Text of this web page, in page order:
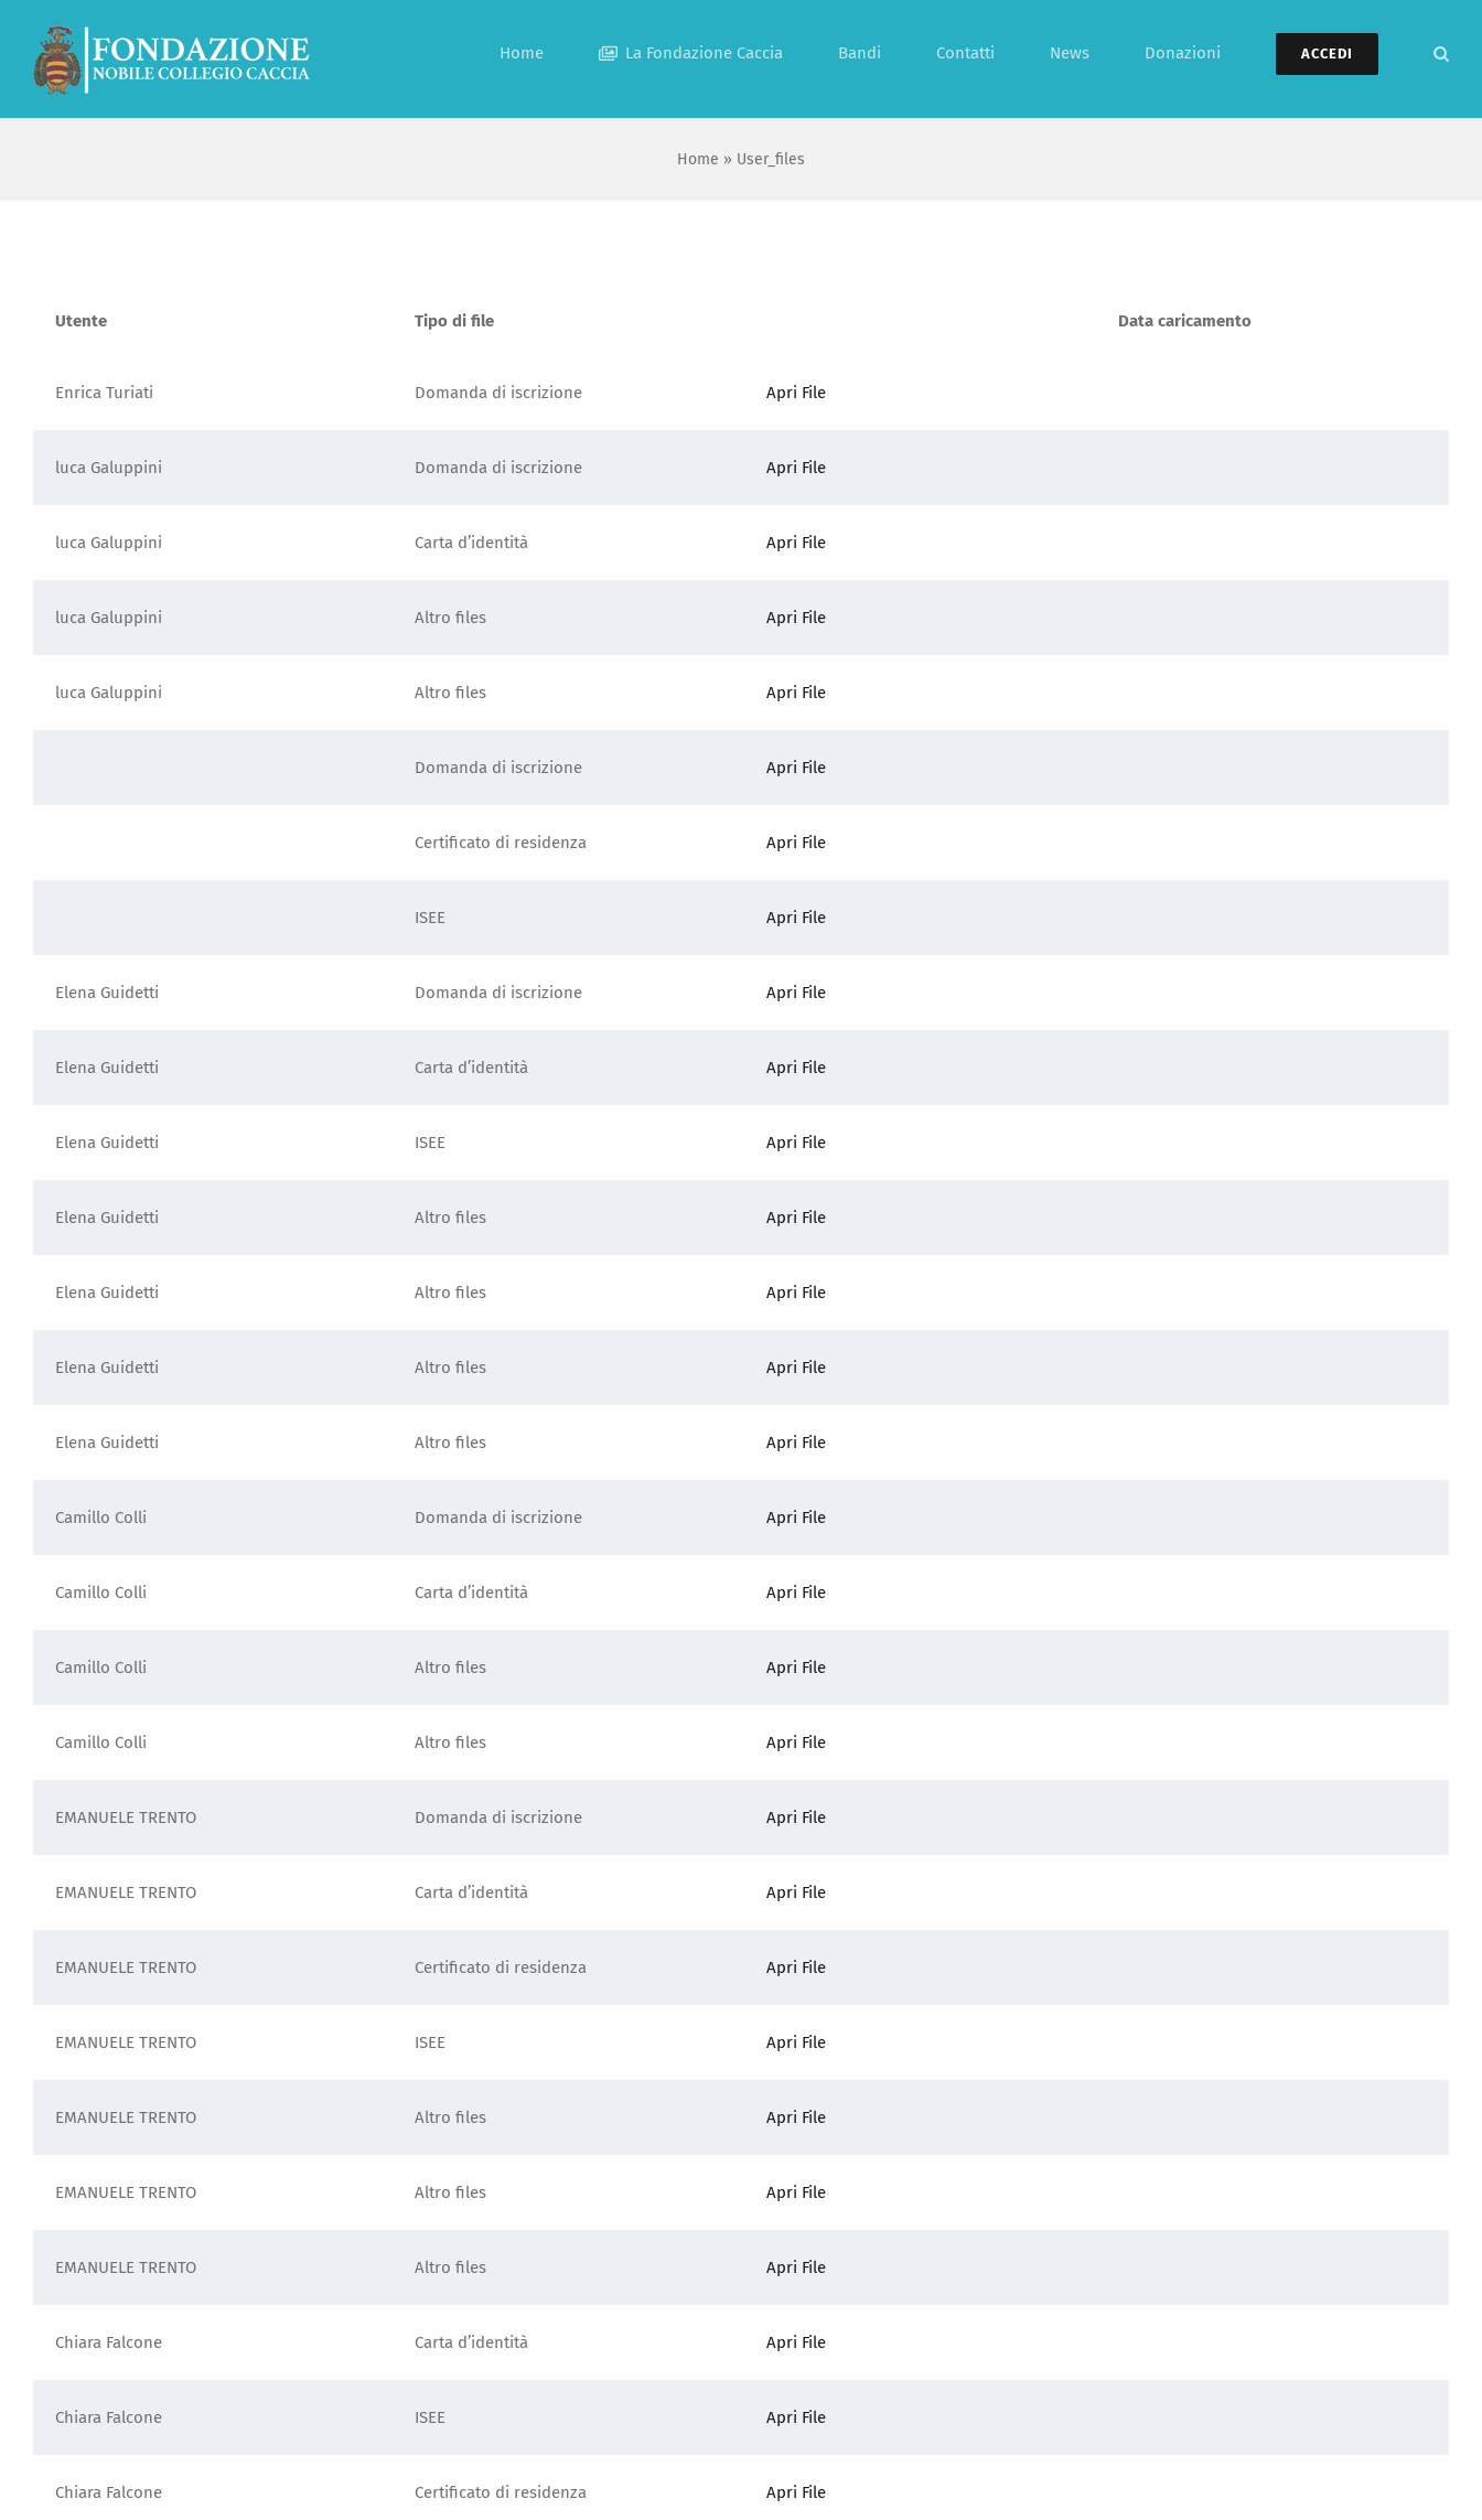
contenuto
Home La Fondazione Caccia Bandi Contatti News Donazioni ACCEDI
Home » User_files
Utente Tipo di file Data caricamento
Enrica Turiati Domanda di iscrizione Apri File
luca Galuppini Domanda di iscrizione Apri File
luca Galuppini Carta d’identità Apri File
luca Galuppini Altro files Apri File
luca Galuppini Altro files Apri File
Domanda di iscrizione Apri File
Certificato di residenza Apri File
ISEE Apri File
Elena Guidetti Domanda di iscrizione Apri File
Elena Guidetti Carta d’identità Apri File
Elena Guidetti ISEE Apri File
Elena Guidetti Altro files Apri File
Elena Guidetti Altro files Apri File
Elena Guidetti Altro files Apri File
Elena Guidetti Altro files Apri File
Camillo Colli Domanda di iscrizione Apri File
Camillo Colli Carta d’identità Apri File
Camillo Colli Altro files Apri File
Camillo Colli Altro files Apri File
EMANUELE TRENTO Domanda di iscrizione Apri File
EMANUELE TRENTO Carta d’identità Apri File
EMANUELE TRENTO Certificato di residenza Apri File
EMANUELE TRENTO ISEE Apri File
EMANUELE TRENTO Altro files Apri File
EMANUELE TRENTO Altro files Apri File
EMANUELE TRENTO Altro files Apri File
Chiara Falcone Carta d’identità Apri File
Chiara Falcone ISEE Apri File
Chiara Falcone Certificato di residenza Apri File